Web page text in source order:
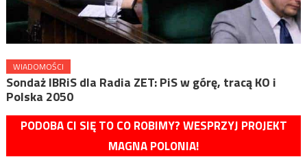
WIADOMOŚCI
Sondaż IBRiS dla Radia ZET: PiS w górę, tracą KO i
Polska 2050
PODOBA CI SIĘ TO CO ROBIMY? WESPRZYJ PROJEKT
MAGNA POLONIA!